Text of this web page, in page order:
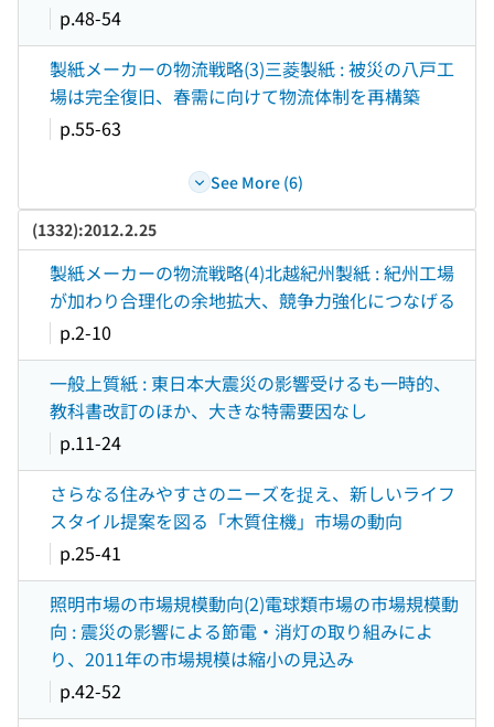
p.48-54
製紙メーカーの物流戦略(3)三菱製紙 : 被災の八戸工
場は完全復旧、春需に向けて物流体制を再構築
p.55-63
See More (6)
(1332):2012.2.25
製紙メーカーの物流戦略(4)北越紀州製紙 : 紀州工場
が加わり合理化の余地拡大、競争力強化につなげる
p.2-10
一般上質紙 : 東日本大震災の影響受けるも一時的、
教科書改訂のほか、大きな特需要因なし
p.11-24
さらなる住みやすさのニーズを捉え、新しいライフ
スタイル提案を図る「木質住機」市場の動向
p.25-41
照明市場の市場規模動向(2)電球類市場の市場規模動
向 : 震災の影響による節電・消灯の取り組みによ
り、2011年の市場規模は縮小の見込み
p.42-52